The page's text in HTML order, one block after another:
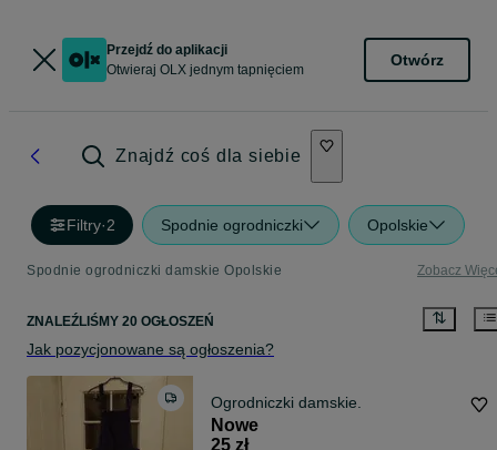
Przejdź do aplikacji
Otwieraj OLX jednym tapnięciem
Otwórz
Znajdź coś dla siebie
Filtry·2 Spodnie ogrodniczki Opolskie
Spodnie ogrodniczki damskie Opolskie Zobacz
ZNALEŹLIŚMY 20 OGŁOSZEŃ
Jak pozycjonowane są ogłoszenia?
Ogrodniczki damskie.
Nowe
25 zł